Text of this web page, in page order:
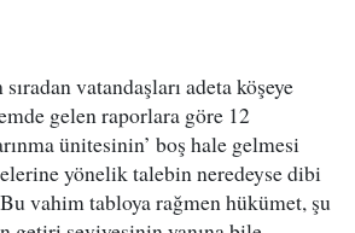
vatandaşları adeta köşeye
gelen raporlara göre 12
ünitesinin’ boş hale gelmesi
yönelik talebin neredeyse dibi
vahim tabloya rağmen hükümet, şu